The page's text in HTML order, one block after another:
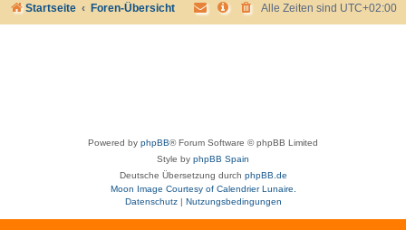
Startseite Foren-Übersicht Alle Zeiten sind UTC+02:00
Powered by phpBB® Forum Software © phpBB Limited
Style by phpBB Spain
Deutsche Übersetzung durch phpBB.de
Moon Image Courtesy of Calendrier Lunaire.
Datenschutz| Nutzungsbedingungen